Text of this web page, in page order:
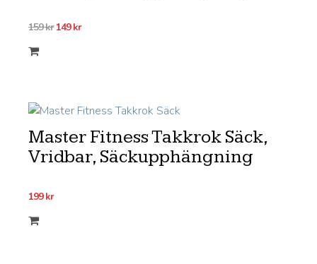
159kr Det
149krDet
Master Fitness Takkrok Säck,
Vridbar, Säckupphängning
199kr